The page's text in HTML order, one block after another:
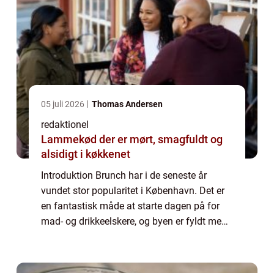
05 juli 2026 Thomas Andersen
redaktionel
Lammekød der er mørt, smagfuldt og
alsidigt i køkkenet
Introduktion Brunch har i de seneste år
vundet stor popularitet i København. Det er
en fantastisk måde at starte dagen på for
mad- og drikkeelskere, og byen er fyldt med